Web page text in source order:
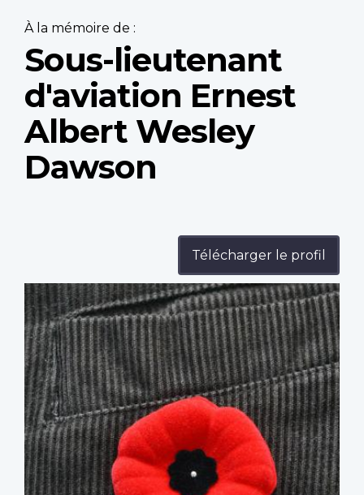
À la mémoire de :
Sous-lieutenant
d'aviation Ernest
Albert Wesley
Dawson
Télécharger le profil
Profile
image